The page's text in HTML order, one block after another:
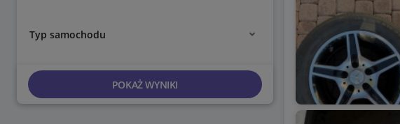
Typ samochodu
POKAŻ WYNIKI